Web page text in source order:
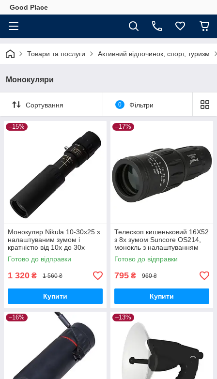
Good Place
Товари та послуги Активний відпочинок, спорт, туризм
Монокуляри
Сортування 0 Фільтри
–15%
Монокуляр Nikula 10-30x25 з
налаштуваним зумом і
кратністю від 10x до 30x
GoodPlace -worry-free-
shopping-
Готово до відправки
1 320 ₴ 1 560 ₴
Купити
–17%
Телескоп кишеньковий 16X52
з 8х зумом Suncore OS214,
монокль з налаштуванням
фокусу GoodPlace -worry-
free-shopping-
Готово до відправки
795 ₴ 960 ₴
Купити
–16% –13%